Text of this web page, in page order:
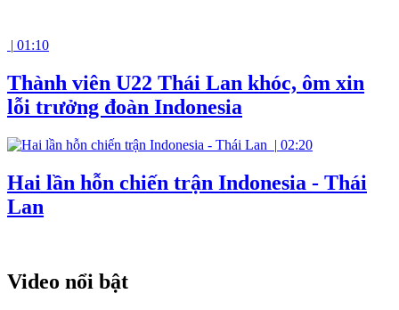
| 01:10
Thành viên U22 Thái Lan khóc, ôm xin
lỗi trưởng đoàn Indonesia
| 02:20
Hai lần hỗn chiến trận Indonesia - Thái
Lan
Video nổi bật